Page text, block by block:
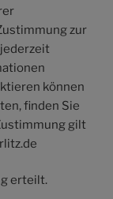
zur
können
finden Sie
gilt
erteilt.